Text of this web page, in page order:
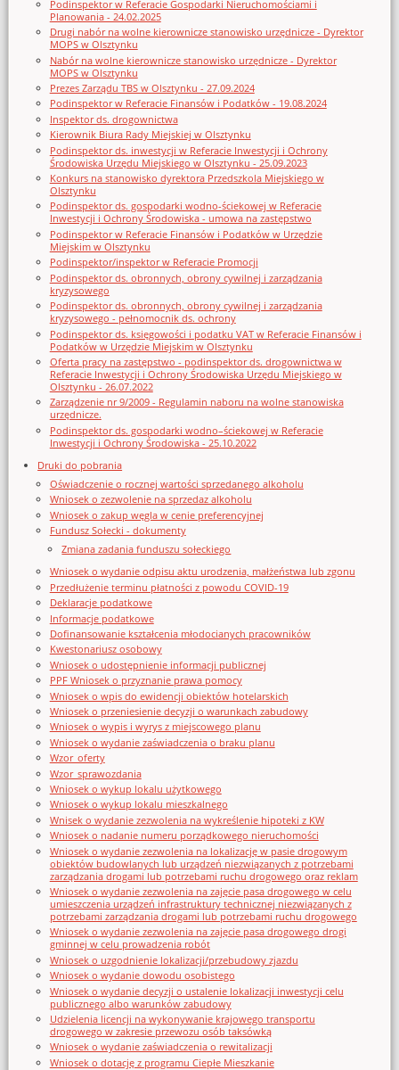
Podinspektor w Referacie Gospodarki Nieruchomościami i
Planowania - 24.02.2025
Drugi nabór na wolne kierownicze stanowisko urzędnicze - Dyrektor
MOPS w Olsztynku
Nabór na wolne kierownicze stanowisko urzędnicze - Dyrektor
MOPS w Olsztynku
Prezes Zarządu TBS w Olsztynku - 27.09.2024
Podinspektor w Referacie Finansów i Podatków - 19.08.2024
Inspektor ds. drogownictwa
Kierownik Biura Rady Miejskiej w Olsztynku
Podinspektor ds. inwestycji w Referacie Inwestycji i Ochrony
Środowiska Urzędu Miejskiego w Olsztynku - 25.09.2023
Konkurs na stanowisko dyrektora Przedszkola Miejskiego w
Olsztynku
Podinspektor ds. gospodarki wodno-ściekowej w Referacie
Inwestycji i Ochrony Środowiska - umowa na zastępstwo
Podinspektor w Referacie Finansów i Podatków w Urzędzie
Miejskim w Olsztynku
Podinspektor/inspektor w Referacie Promocji
Podinspektor ds. obronnych, obrony cywilnej i zarządzania
kryzysowego
Podinspektor ds. obronnych, obrony cywilnej i zarządzania
kryzysowego - pełnomocnik ds. ochrony
Podinspektor ds. księgowości i podatku VAT w Referacie Finansów i
Podatków w Urzędzie Miejskim w Olsztynku
Oferta pracy na zastępstwo - podinspektor ds. drogownictwa w
Referacie Inwestycji i Ochrony Środowiska Urzędu Miejskiego w
Olsztynku - 26.07.2022
Zarządzenie nr 9/2009 - Regulamin naboru na wolne stanowiska
urzędnicze.
Podinspektor ds. gospodarki wodno–ściekowej w Referacie
Inwestycji i Ochrony Środowiska - 25.10.2022
Druki do pobrania
Oświadczenie o rocznej wartości sprzedanego alkoholu
Wniosek o zezwolenie na sprzedaz alkoholu
Wniosek o zakup węgla w cenie preferencyjnej
Fundusz Sołecki - dokumenty
Zmiana zadania funduszu sołeckiego
Wniosek o wydanie odpisu aktu urodzenia, małżeństwa lub zgonu
Przedłużenie terminu płatności z powodu COVID-19
Deklaracje podatkowe
Informacje podatkowe
Dofinansowanie kształcenia młodocianych pracowników
Kwestonariusz osobowy
Wniosek o udostępnienie informacji publicznej
PPF Wniosek o przyznanie prawa pomocy
Wniosek o wpis do ewidencji obiektów hotelarskich
Wniosek o przeniesienie decyzji o warunkach zabudowy
Wniosek o wypis i wyrys z miejscowego planu
Wniosek o wydanie zaświadczenia o braku planu
Wzor_oferty
Wzor_sprawozdania
Wniosek o wykup lokalu użytkowego
Wniosek o wykup lokalu mieszkalnego
Wnisek o wydanie zezwolenia na wykreślenie hipoteki z KW
Wniosek o nadanie numeru porządkowego nieruchomości
Wniosek o wydanie zezwolenia na lokalizację w pasie drogowym
obiektów budowlanych lub urządzeń niezwiązanych z potrzebami
zarządzania drogami lub potrzebami ruchu drogowego oraz reklam
Wniosek o wydanie zezwolenia na zajęcie pasa drogowego w celu
umieszczenia urządzeń infrastruktury technicznej niezwiązanych z
potrzebami zarządzania drogami lub potrzebami ruchu drogowego
Wniosek o wydanie zezwolenia na zajęcie pasa drogowego drogi
gminnej w celu prowadzenia robót
Wniosek o uzgodnienie lokalizacji/przebudowy zjazdu
Wniosek o wydanie dowodu osobistego
Wniosek o wydanie decyzji o ustalenie lokalizacji inwestycji celu
publicznego albo warunków zabudowy
Udzielenia licencji na wykonywanie krajowego transportu
drogowego w zakresie przewozu osób taksówką
Wniosek o wydanie zaświadczenia o rewitalizacji
Wniosek o dotację z programu Ciepłe Mieszkanie